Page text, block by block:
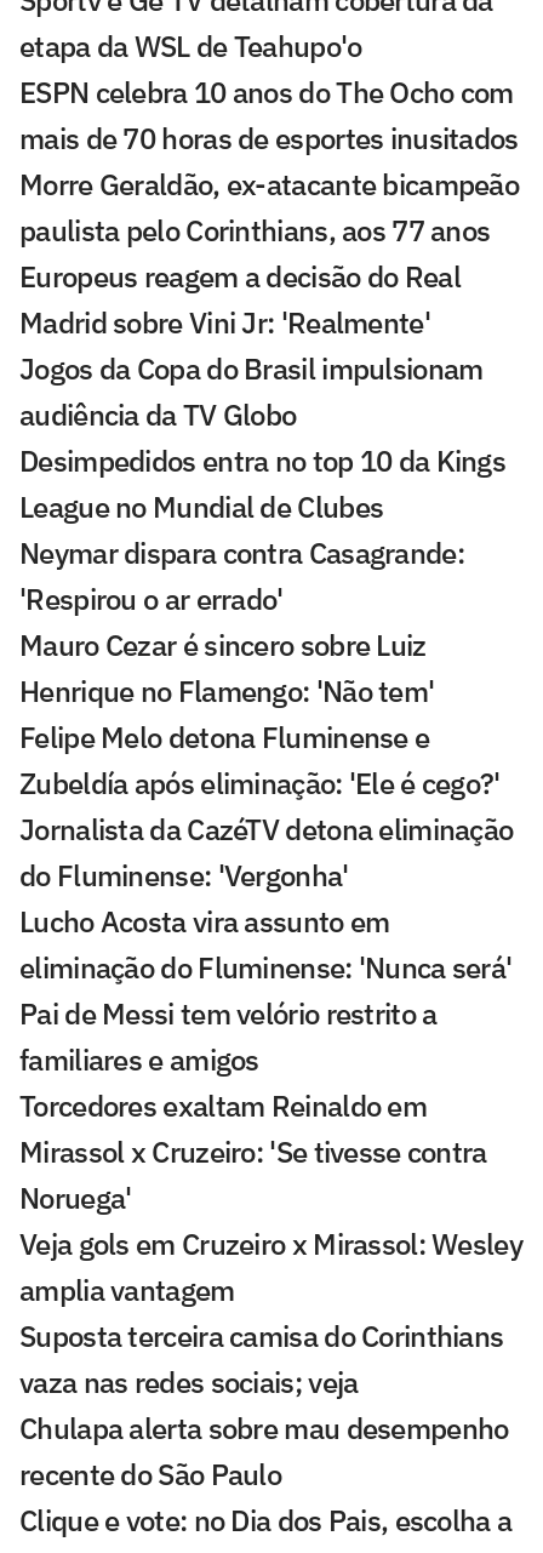
etapa da WSL de Teahupo'o
ESPN celebra 10 anos do The Ocho com
mais de 70 horas de esportes inusitados
Morre Geraldão, ex-atacante bicampeão
paulista pelo Corinthians, aos 77 anos
Europeus reagem a decisão do Real
Madrid sobre Vini Jr: 'Realmente'
Jogos da Copa do Brasil impulsionam
audiência da TV Globo
Desimpedidos entra no top 10 da Kings
League no Mundial de Clubes
Neymar dispara contra Casagrande:
'Respirou o ar errado'
Mauro Cezar é sincero sobre Luiz
Henrique no Flamengo: 'Não tem'
Felipe Melo detona Fluminense e
Zubeldía após eliminação: 'Ele é cego?'
Jornalista da CazéTV detona eliminação
do Fluminense: 'Vergonha'
Lucho Acosta vira assunto em
eliminação do Fluminense: 'Nunca será'
Pai de Messi tem velório restrito a
familiares e amigos
Torcedores exaltam Reinaldo em
Mirassol x Cruzeiro: 'Se tivesse contra
Noruega'
Veja gols em Cruzeiro x Mirassol: Wesley
amplia vantagem
Suposta terceira camisa do Corinthians
vaza nas redes sociais; veja
Chulapa alerta sobre mau desempenho
recente do São Paulo
Clique e vote: no Dia dos Pais, escolha a